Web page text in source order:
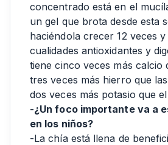
concentrado está en el
un gel que brota desde esta
haciéndola crecer 12 veces
cualidades antioxidantes y
tiene cinco veces más calcio
tres veces más hierro que
dos veces más potasio que
-¿Un foco importante va a
en los niños?
-La chía está llena de